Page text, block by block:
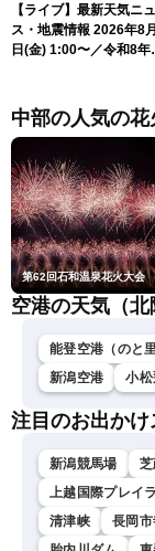
【ライブ】最新天気ニ
ス・地震情報 2026年8
日(金) 1:00〜／令和8年
スLiVE〉
中部の人気の花
第62回石和温泉花火大会
空港の天気（北
能登空港（のと
新潟空港
小松
注目のお出かけ
新潟競馬場
上越国際プレイ
清津峡
長岡